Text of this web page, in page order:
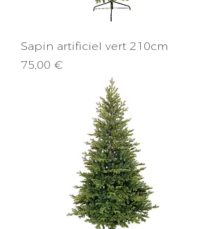
Sapin artificiel vert 210cm
Prix
75,00 €